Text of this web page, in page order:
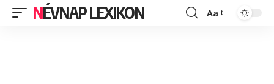
NÉVNAP LEXIKON
Font
Aa